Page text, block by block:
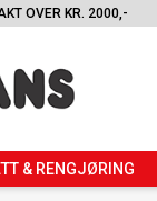
OVER KR. 2000,-
& RENGJØRING